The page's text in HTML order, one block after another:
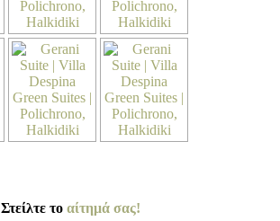
Στείλτε το αίτημά σας!